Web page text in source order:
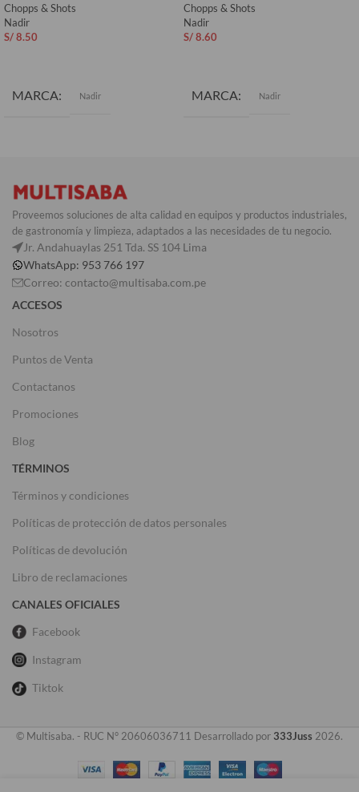
Chopps & Shots
Nadir
S/8.50
MARCA Nadir
Chopps & Shots
Nadir
S/8.60
MARCA Nadir
Proveemos soluciones de alta calidad en equipos y productos industriales,
de gastronomía y limpieza, adaptados a las necesidades de tu negocio.
Jr. Andahuaylas 251 Tda. SS 104 Lima
WhatsApp: 953 766 197
Correo: contacto@multisaba.com.pe
ACCESOS
Nosotros
Puntos de Venta
Contactanos
Promociones
Blog
TÉRMINOS
Términos y condiciones
Políticas de protección de datos personales
Políticas de devolución
Libro de reclamaciones
CANALES OFICIALES
Facebook
Instagram
Tiktok
© Multisaba. - RUC N° 20606036711 Desarrollado por 333Juss 2026.